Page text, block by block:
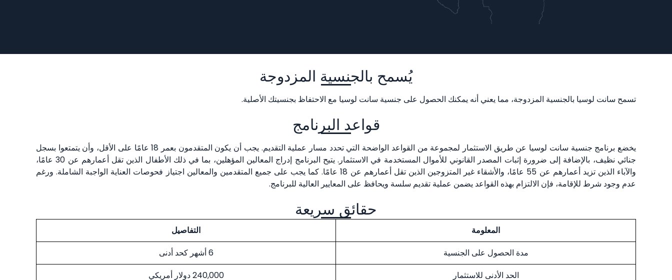
يُسمح بالجنسية المزدوجة
تسمح سانت لوسيا بالجنسية المزدوجة، مما يعني أنه يمكنك الحصول على جنسية سانت لوسيا مع الاحتفاظ بجنسيتك الأصلية.
قواعد البرنامج
يخضع برنامج جنسية سانت لوسيا عن طريق الاستثمار لمجموعة من القواعد الواضحة التي تحدد مسار عملية التقديم. يجب أن يكون المتقدمون بعمر 18 عامًا على الأقل، وأن يتمتعوا بسجل
جنائي نظيف، بالإضافة إلى ضرورة إثبات المصدر القانوني للأموال المستخدمة في الاستثمار. يتيح البرنامج إدراج المعالين المؤهلين، بما في ذلك الأطفال الذين تقل أعمارهم عن 30 عامًا،
والآباء الذين تزيد أعمارهم عن 55 عامًا، والأشقاء غير المتزوجين الذين تقل أعمارهم عن 18 عامًا. كما يجب على جميع المتقدمين والمعالين اجتياز فحوصات العناية الواجبة الشاملة. ورغم
عدم وجود شرط للإقامة، فإن الالتزام بهذه القواعد يضمن عملية تقديم سلسة ويحافظ على المعايير العالية للبرنامج.
حقائق سريعة
المعلومة
التفاصيل
مدة الحصول على الجنسية
6 أشهر كحد أدنى
الحد الأدنى للاستثمار
240,000 دولار أمريكي